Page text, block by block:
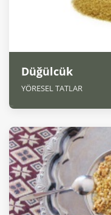
Düğülcük
YÖRESEL TATLAR